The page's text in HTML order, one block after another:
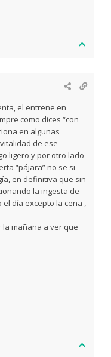
el entrene en
como dices “con
en algunas
de ese
ligero y por otro lado
“pájara” no se si
en definitiva que sin
la ingesta de
día excepto la cena ,
mañana a ver que